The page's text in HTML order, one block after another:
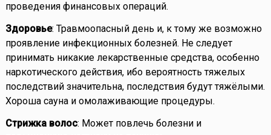
проведения финансовых операций.
Здоровье: Травмоопасный день и, к тому же возможно
проявление инфекционных болезней. Не следует
принимать никакие лекарственные средства, особенно
наркотического действия, ибо вероятность тяжелых
последствий значительна, последствия будут тяжёлыми.
Хороша сауна и омолаживающие процедуры.
Стрижка волос: Может повлечь болезни и